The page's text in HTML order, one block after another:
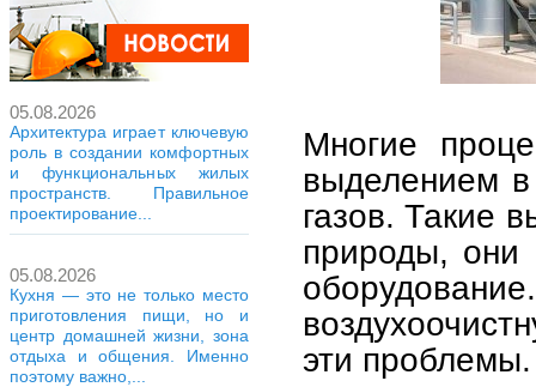
05.08.2026
Архитектура играет ключевую
роль в создании комфортных
и функциональных жилых
пространств. Правильное
проектирование...
05.08.2026
Кухня — это не только место
приготовления пищи, но и
центр домашней жизни, зона
отдыха и общения. Именно
поэтому важно,...
Многие
выделением
газов. Такие
природы, они
эти проблемы.